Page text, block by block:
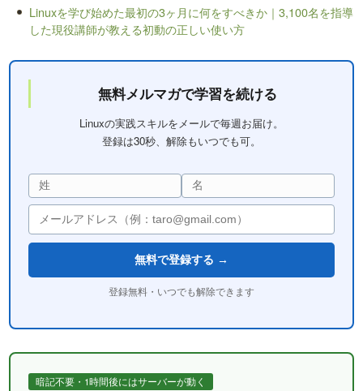
Linuxを学び始めた最初の3ヶ月に何をすべきか｜3,100名を指導
した現役講師が教える初動の正しい使い方
無料メルマガで学習を続ける
Linuxの実践スキルをメールで毎週お届け。
登録は30秒、解除もいつでも可。
無料で登録する →
登録無料・いつでも解除できます
暗記不要・1時間後にはサーバーが動く